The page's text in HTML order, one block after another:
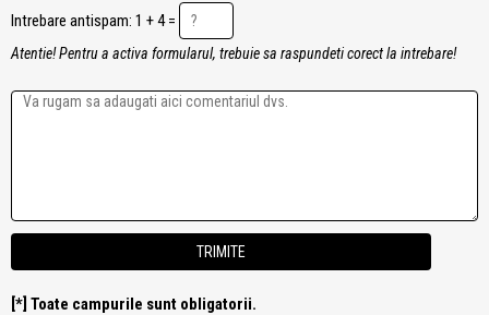
Intrebare antispam: 1 + 4 =
Atentie! Pentru a activa formularul, trebuie sa raspundeti corect la intrebare!
[*] Toate campurile sunt obligatorii.